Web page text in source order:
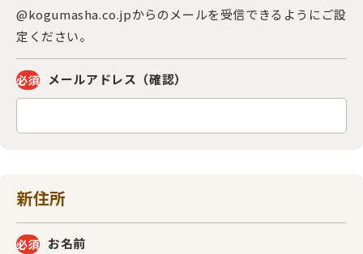
@kogumasha.co.jpからのメールを受信できるようにご設
定ください。
必須 メールアドレス （確認）
新住所
必須 お名前